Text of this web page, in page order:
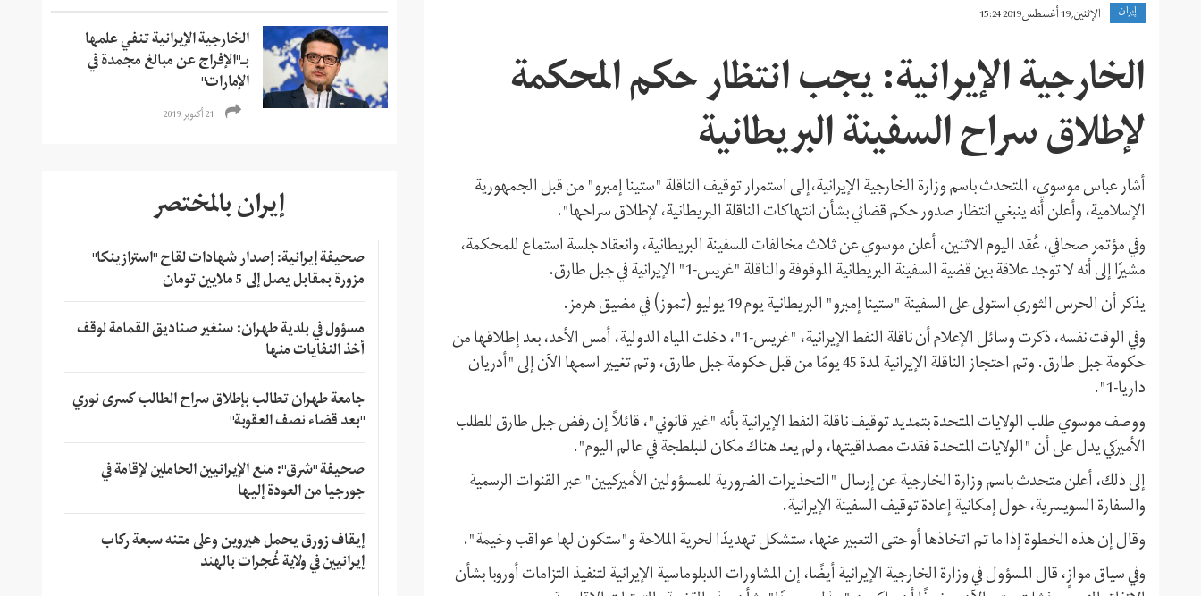
إيران الإثنين, 19 أغسطس 2019 15:24
الخارجية الإيرانية: يجب انتظار حکم المحکمة
لإطلاق سراح السفینة البریطانیة
أشار عباس موسوي، المتحدث باسم وزارة الخارجية الإيرانية،إلی استمرار توقیف الناقلة "ستينا إمبرو" من قبل الجمهوریة
الإسلامیة، وأعلن أنه ینبغي انتظار صدور حكم قضائي بشأن انتهاکات الناقلة البريطانية، لإطلاق سراحها".
وفي مؤتمر صحافي، عُقد اليوم الاثنين، أعلن موسوي عن ثلاث مخالفات للسفينة البريطانية، وانعقاد جلسة استماع للمحكمة،
مشيرًا إلى أنه لا توجد علاقة بين قضية السفينة البريطانية الموقوفة والناقلة "غريس-1" الإيرانية في جبل طارق.
يذكر أن الحرس الثوري استولى على السفينة "ستينا إمبرو" البريطانية يوم 19 يوليو (تموز) في مضيق هرمز.
وفي الوقت نفسه، ذكرت وسائل الإعلام أن ناقلة النفط الإیرانیة، "غریس-1"، دخلت المياه الدولية، أمس الأحد، بعد إطلاقها من
حكومة جبل طارق. وتم احتجاز الناقلة الإيرانية لمدة 45 یومًا من قبل حكومة جبل طارق، وتم تغيير اسمها الآن إلى "أدريان
داريا-1".
ووصف موسوي طلب الولايات المتحدة بتمديد توقیف ناقلة النفط الإيرانية بأنه "غير قانوني"، قائلاً إن رفض جبل طارق للطلب
الأميركي يدل على أن "الولایات المتحدة فقدت مصداقیتها، ولم يعد هناك مکان للبلطجة في عالم اليوم".
إلى ذلك، أعلن متحدث باسم وزارة الخارجية عن إرسال "التحذيرات الضرورية للمسؤولين الأميركيين" عبر القنوات الرسمية
والسفارة السويسرية، حول إمكانية إعادة توقیف السفينة الإيرانية.
وقال إن هذه الخطوة إذا ما تم اتخاذها أو حتى التعبير عنها، ستشكل تهديدًا لحرية الملاحة و"ستكون لها عواقب وخيمة".
وفي سياق موازٍ، قال المسؤول في وزارة الخارجية الإيرانية أيضًا، إن المشاورات الدبلوماسية الإيرانية لتنفيذ التزامات أوروبا بشأن
الخارجية الإيرانية تنفي علمها
بـ"الإفراج عن مبالغ مجمدة في
الإمارات"
21 أكتوبر 2019
إيران بالمختصر
صحيفة إيرانية: إصدار شهادات لقاح "استرازينكا"
مزورة بمقابل يصل إلى 5 ملايين تومان
مسؤول في بلدية طهران: سنغير صناديق القمامة لوقف
أخذ النفايات منها
جامعة طهران تطالب بإطلاق سراح الطالب كسرى نوري
"بعد قضاء نصف العقوبة"
صحيفة "شرق": منع الإيرانيين الحاملين لإقامة في
جورجيا من العودة إليها
إيقاف زورق يحمل هيروين وعلى متنه سبعة ركاب
إيرانيين في ولاية غُجرات بالهند